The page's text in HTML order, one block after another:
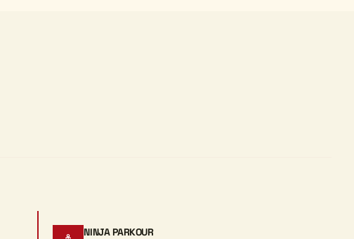
NINJA PARKOUR